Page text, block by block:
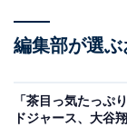
編集部が選
「茶目っ気たっぷ
ドジャース、大谷